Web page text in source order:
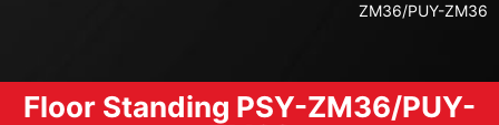
ZM36/PUY-ZM36
Floor Standing PSY-ZM36/PUY-